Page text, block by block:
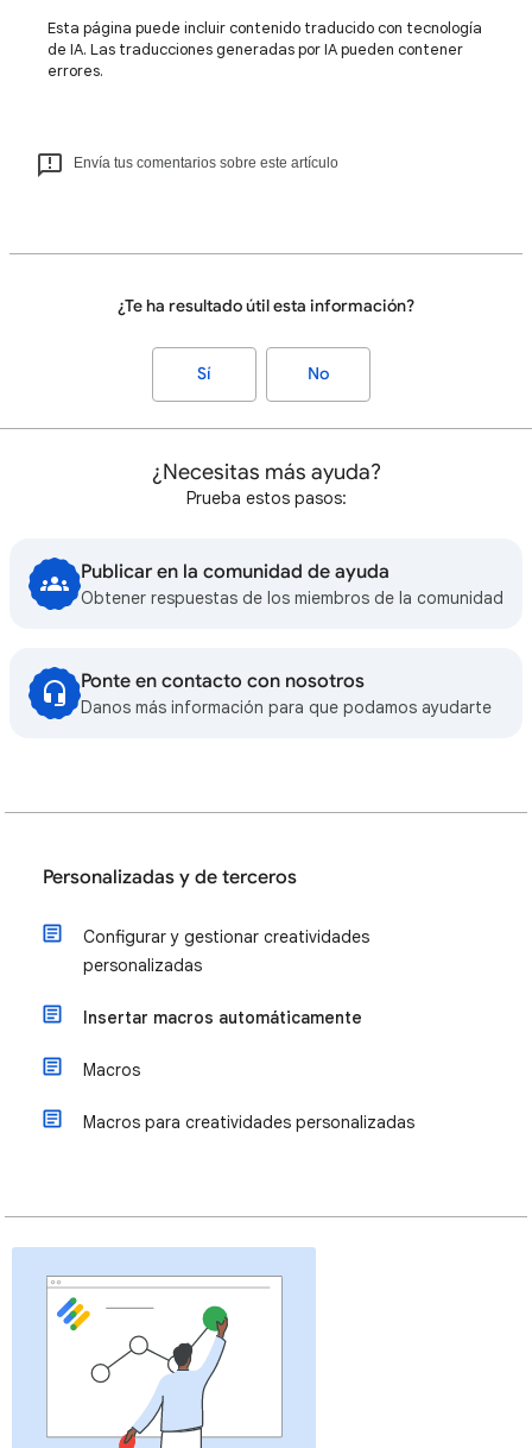
Esta página puede incluir contenido traducido con tecnología
de IA. Las traducciones generadas por IA pueden contener
errores.
Envía tus comentarios sobre este artículo
¿Te ha resultado útil esta información?
Sí No
¿Necesitas más ayuda?
Prueba estos pasos:
Publicar en la comunidad de ayuda
Obtener respuestas de los miembros de la comunidad
Ponte en contacto con nosotros
Danos más información para que podamos ayudarte
Personalizadas y de terceros
Configurar y gestionar creatividades
personalizadas
Insertar macros automáticamente
Macros
Macros para creatividades personalizadas